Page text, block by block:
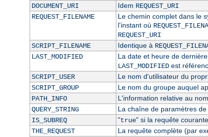
DOCUMENT_URI
Idem REQUEST_URI
REQUEST_FILENAME
Le chemin complet dans le
l'instant où
REQUEST_URI
SCRIPT_FILENAME
Identique à
LAST_MODIFIED
La date et heure de
LAST_MODIFIEDest
SCRIPT_USER
Le nom d'utilisateur du
SCRIPT_GROUP
Le nom du groupe auquel
PATH_INFO
L'information relative au
QUERY_STRING
La chaîne de paramètres
IS_SUBREQ
"true" si la requête
THE_REQUEST
La requête complète (par